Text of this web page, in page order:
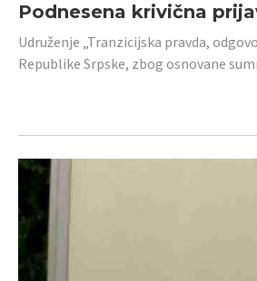
Podnesena krivična
Udruženje „Tranzicijska pravda,
Republike Srpske, zbog osnovane